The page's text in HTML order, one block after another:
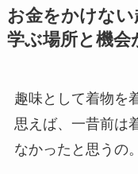
お金をかけない
学ぶ場所と機会
趣味として着物を
思えば、一昔前は
なかったと思うの。